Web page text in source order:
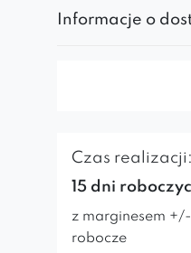
Informacje o
Czas realizacji:
15 dni
z marginesem
robocze